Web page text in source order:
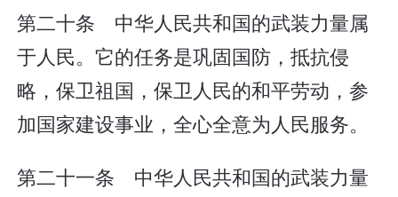
第二十条 中华人民共和国的武装力量属
于人民。它的任务是巩固国防，抵抗侵
略，保卫祖国，保卫人民的和平劳动，参
加国家建设事业，全心全意为人民服务。
第二十一条 中华人民共和国的武装力量